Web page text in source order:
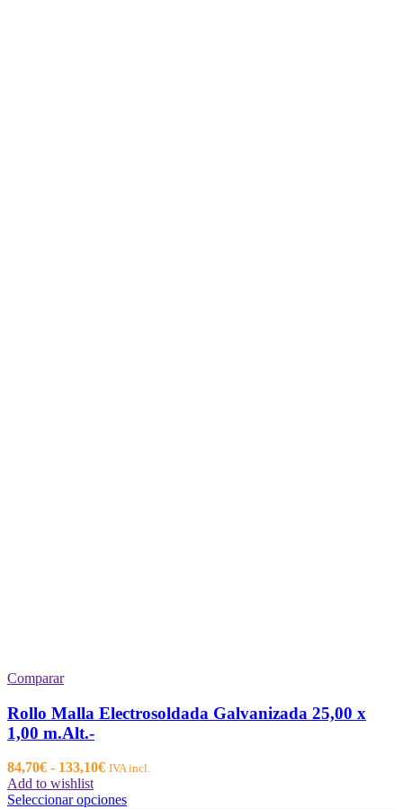
Comparar
Rollo Malla Electrosoldada Galvanizada 25,00 x
1,00 m.Alt.-
84,70€ - 133,10€Rango
precios:
IVA incl.
Add to wishlist
Seleccionar opcionesEste